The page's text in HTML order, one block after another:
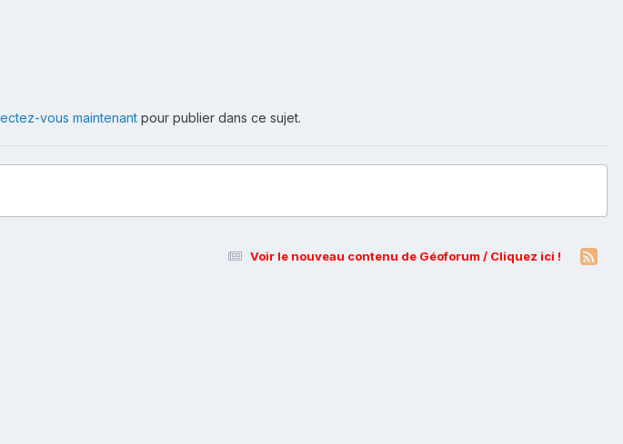
vous maintenant pour publier dans ce sujet.
Voir le nouveau contenu de Géoforum / Cliquez ici !